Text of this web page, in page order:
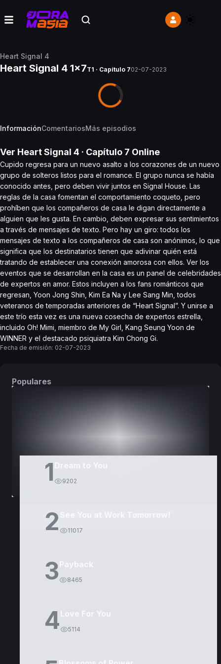
Heart Signal 4
Heart Signal 4 1x7T1 · Capítulo 702-07-2023
InformaciónComentariosMás episodios
Ver Heart Signal 4 · Capítulo 7 Online
Cupido regresa para un nuevo asalto a los corazones de un nuevo
grupo de solteros listos para el romance. El grupo nunca se había
conocido antes, pero deben vivir juntos en Signal House. Las
reglas de la casa fomentan el comportamiento coqueto, pero
prohíben que los compañeros de casa le digan directamente a
alguien que les gusta. En cambio, deben expresar sus sentimientos
a través de mensajes de texto. Pero hay un giro: todos los
mensajes de texto a los compañeros de casa son anónimos, lo que
significa que los destinatarios tienen que adivinar quién está
tratando de establecer una conexión amorosa con ellos. Ver los
eventos que se desarrollan en la casa es un panel de celebridades
de expertos en amor. Estos incluyen a los fans románticos que
regresan, Yoon Jong Shin, Kim Ea Na y Lee Sang Min, todos
veteranos de temporadas anteriores de “Heart Signal”. Y unirse a
este trío esta vez es una nueva cosecha de expertos estrella,
incluido Oh! Mimi, miembro de My Girl, Kang Seung Yoon de
WINNER y el destacado psiquiatra Kim Chong Gi.
Fecha de emisión: 02-07-2023
Populares
1 Dream to You
9202
2 11017
3Payback
8465
4Love For You
5114